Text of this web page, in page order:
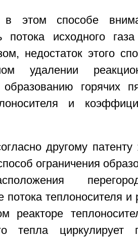
в этом способе
потока исходного
недостаток этого
удалении
горячих
и
другому
ограничения
потока теплоносителя
реакторе
тепла циркулирует